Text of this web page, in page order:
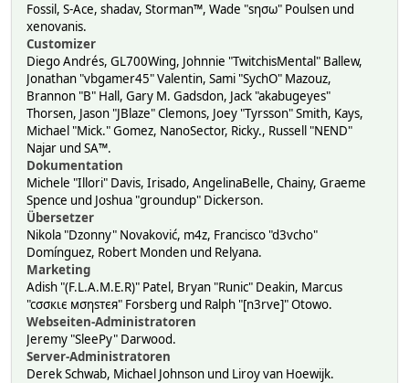
Fossil, S-Ace, shadav, Storman™, Wade "sησω" Poulsen und
xenovanis.
Customizer
Diego Andrés, GL700Wing, Johnnie "TwitchisMental" Ballew,
Jonathan "vbgamer45" Valentin, Sami "SychO" Mazouz,
Brannon "B" Hall, Gary M. Gadsdon, Jack "akabugeyes"
Thorsen, Jason "JBlaze" Clemons, Joey "Tyrsson" Smith, Kays,
Michael "Mick." Gomez, NanoSector, Ricky., Russell "NEND"
Najar und SA™.
Dokumentation
Michele "Illori" Davis, Irisado, AngelinaBelle, Chainy, Graeme
Spence und Joshua "groundup" Dickerson.
Übersetzer
Nikola "Dzonny" Novaković, m4z, Francisco "d3vcho"
Domínguez, Robert Monden und Relyana.
Marketing
Adish "(F.L.A.M.E.R)" Patel, Bryan "Runic" Deakin, Marcus
"cσσкιє мσηѕтєя" Forsberg und Ralph "[n3rve]" Otowo.
Webseiten-Administratoren
Jeremy "SleePy" Darwood.
Server-Administratoren
Derek Schwab, Michael Johnson und Liroy van Hoewijk.